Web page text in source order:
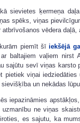
sievietes ķermeņa
spēks, viņas
vēdera daļā,
piemīt šīiekšējā
baltajiem vaļiem nirst
sajūtu sevī viņas karsto
pietiek viņai
un nekādas
iepazināmies
uzmanību ne viņas
es sajutu, ka